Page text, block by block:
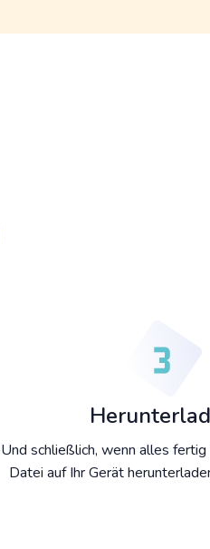
Und schließlich, wenn alles
Datei auf Ihr Gerät